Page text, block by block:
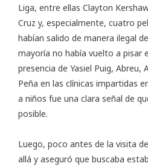
Liga, entre ellas Clayton
Cruz y, especialmente, cuatro
habían salido de manera ilegal
mayoría no había vuelto a pisar
presencia de Yasiel Puig, Abreu,
Peña en las clínicas impartidas
a niños fue una clara señal de
posible.
Luego, poco antes de la visita
allá y aseguró que buscaba